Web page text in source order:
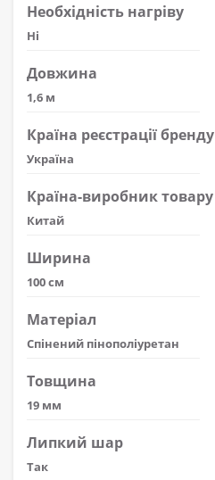
Необхідність нагріву
Ні
Довжина
1,6 м
Країна реєстрації бренду
Україна
Країна-виробник товару
Китай
Ширина
100 см
Матеріал
Спінений пінополіуретан
Товщина
19 мм
Липкий шар
Так